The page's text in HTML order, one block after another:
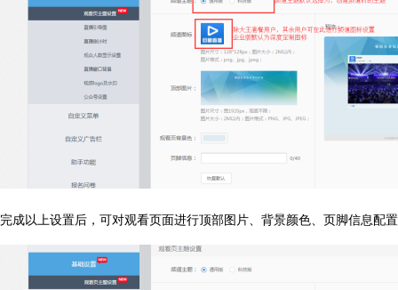
完成以上设置后，可对观看页面进行顶部图片、背景颜色、页脚信息配